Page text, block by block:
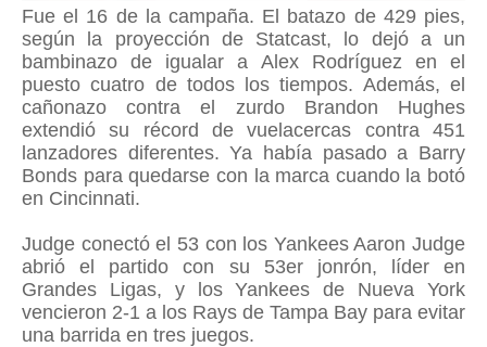
Fue el 16 de la campaña. El batazo de 429 pies,
según la proyección de Statcast, lo dejó a un
bambinazo de igualar a Alex Rodríguez en el
puesto cuatro de todos los tiempos. Además, el
cañonazo contra el zurdo Brandon Hughes
extendió su récord de vuelacercas contra 451
lanzadores diferentes. Ya había pasado a Barry
Bonds para quedarse con la marca cuando la botó
en Cincinnati.
Judge conectó el 53 con los Yankees Aaron Judge
abrió el partido con su 53er jonrón, líder en
Grandes Ligas, y los Yankees de Nueva York
vencieron 2-1 a los Rays de Tampa Bay para evitar
una barrida en tres juegos.